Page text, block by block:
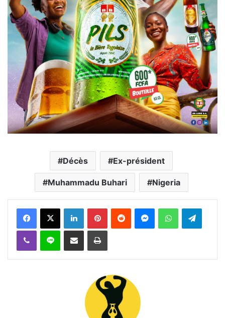
Décès Ex-président
Muhammadu Buhari Nigeria
FacebookX Linkedin PinterestReddit MessengerWhatsAppTelegram
Viber Ligne Partager par email Imprimer